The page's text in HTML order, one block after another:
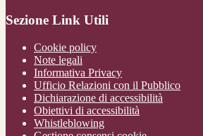
Sezione Link Utili
Cookie policy
Note legali
Informativa Privacy
Ufficio Relazioni con il Pubblico
Dichiarazione di accessibilità
Obiettivi di accessibilità
Whistleblowing